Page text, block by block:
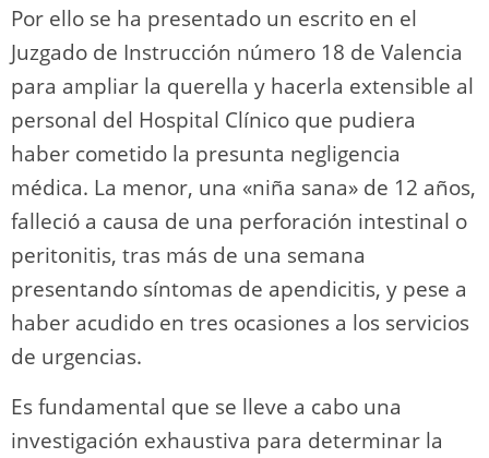
Por ello se ha presentado un escrito en el
Juzgado de Instrucción número 18 de Valencia
para ampliar la querella y hacerla extensible al
personal del Hospital Clínico que pudiera
haber cometido la presunta negligencia
médica. La menor, una «niña sana» de 12 años,
falleció a causa de una perforación intestinal o
peritonitis, tras más de una semana
presentando síntomas de apendicitis, y pese a
haber acudido en tres ocasiones a los servicios
de urgencias.
Es fundamental que se lleve a cabo una
investigación exhaustiva para determinar la